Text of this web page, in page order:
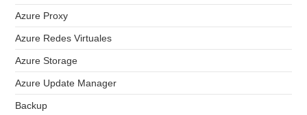
Azure Proxy
Azure Redes Virtuales
Azure Storage
Azure Update Manager
Backup